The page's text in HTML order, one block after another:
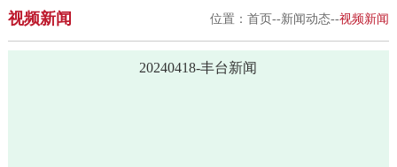
视频新闻 位置：首页--新闻动态--视频新闻
20240418-丰台新闻